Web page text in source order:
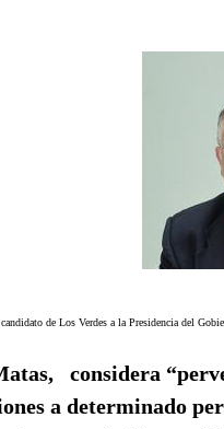
de Los Verdes a la Presidencia del
considera
a determinado